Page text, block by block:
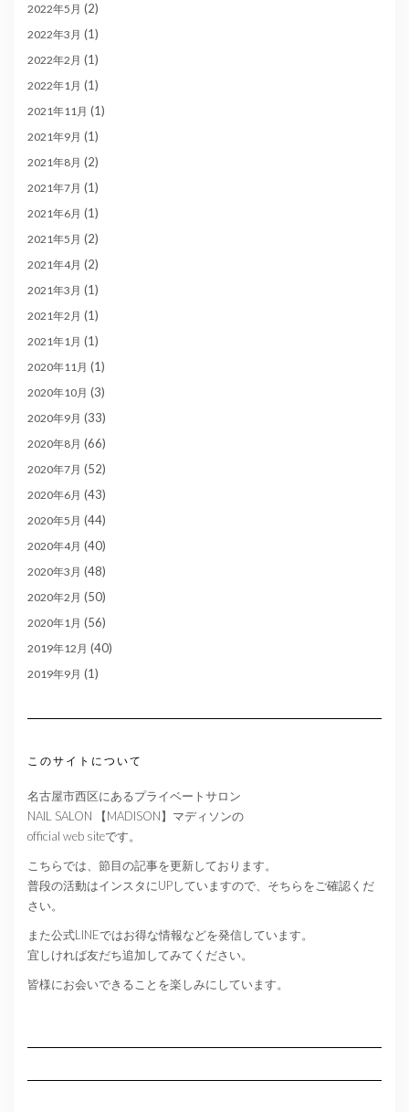
2022年5月 (2)
2022年3月 (1)
2022年2月 (1)
2022年1月 (1)
2021年11月 (1)
2021年9月 (1)
2021年8月 (2)
2021年7月 (1)
2021年6月 (1)
2021年5月 (2)
2021年4月 (2)
2021年3月 (1)
2021年2月 (1)
2021年1月 (1)
2020年11月 (1)
2020年10月 (3)
2020年9月 (33)
2020年8月 (66)
2020年7月 (52)
2020年6月 (43)
2020年5月 (44)
2020年4月 (40)
2020年3月 (48)
2020年2月 (50)
2020年1月 (56)
2019年12月 (40)
2019年9月 (1)
このサイトについて
名古屋市西区にあるプライベートサロン
NAIL SALON 【MADISON】マディソンの
official web siteです。
こちらでは、節目の記事を更新しております。
普段の活動はインスタにUPしていますので、そちらをご確認くだ
さい。
また公式LINEではお得な情報などを発信しています。
宜しければ友だち追加してみてください。
皆様にお会いできることを楽しみにしています。